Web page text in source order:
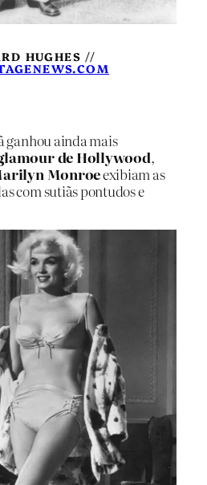
HUGHES //
ganhou ainda mais
de Hollywood,
Monroeexibiam as
com sutiãs pontudos e